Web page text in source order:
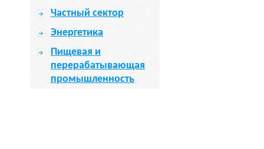
Частный сектор
Энергетика
Пищевая и
перерабатывающая
промышленность